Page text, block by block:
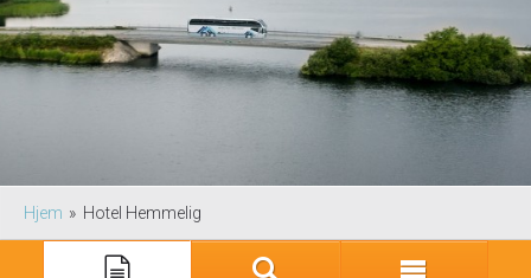
Hjem » Hotel Hemmelig